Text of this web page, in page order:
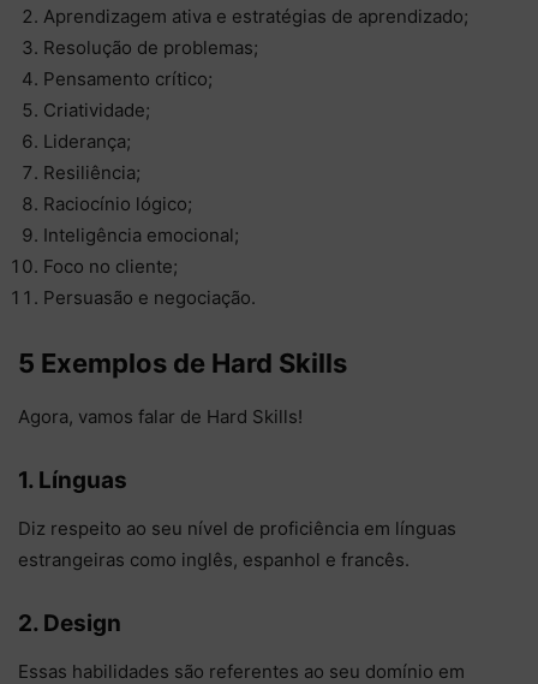
Aprendizagem ativa e estratégias de aprendizado;
Resolução de problemas;
Pensamento crítico;
Criatividade;
Liderança;
Resiliência;
Raciocínio lógico;
Inteligência emocional;
Foco no cliente;
Persuasão e negociação.
5 Exemplos de Hard Skills
Agora, vamos falar de Hard Skills!
1. Línguas
Diz respeito ao seu nível de proficiência em línguas
estrangeiras como inglês, espanhol e francês.
2. Design
Essas habilidades são referentes ao seu domínio em